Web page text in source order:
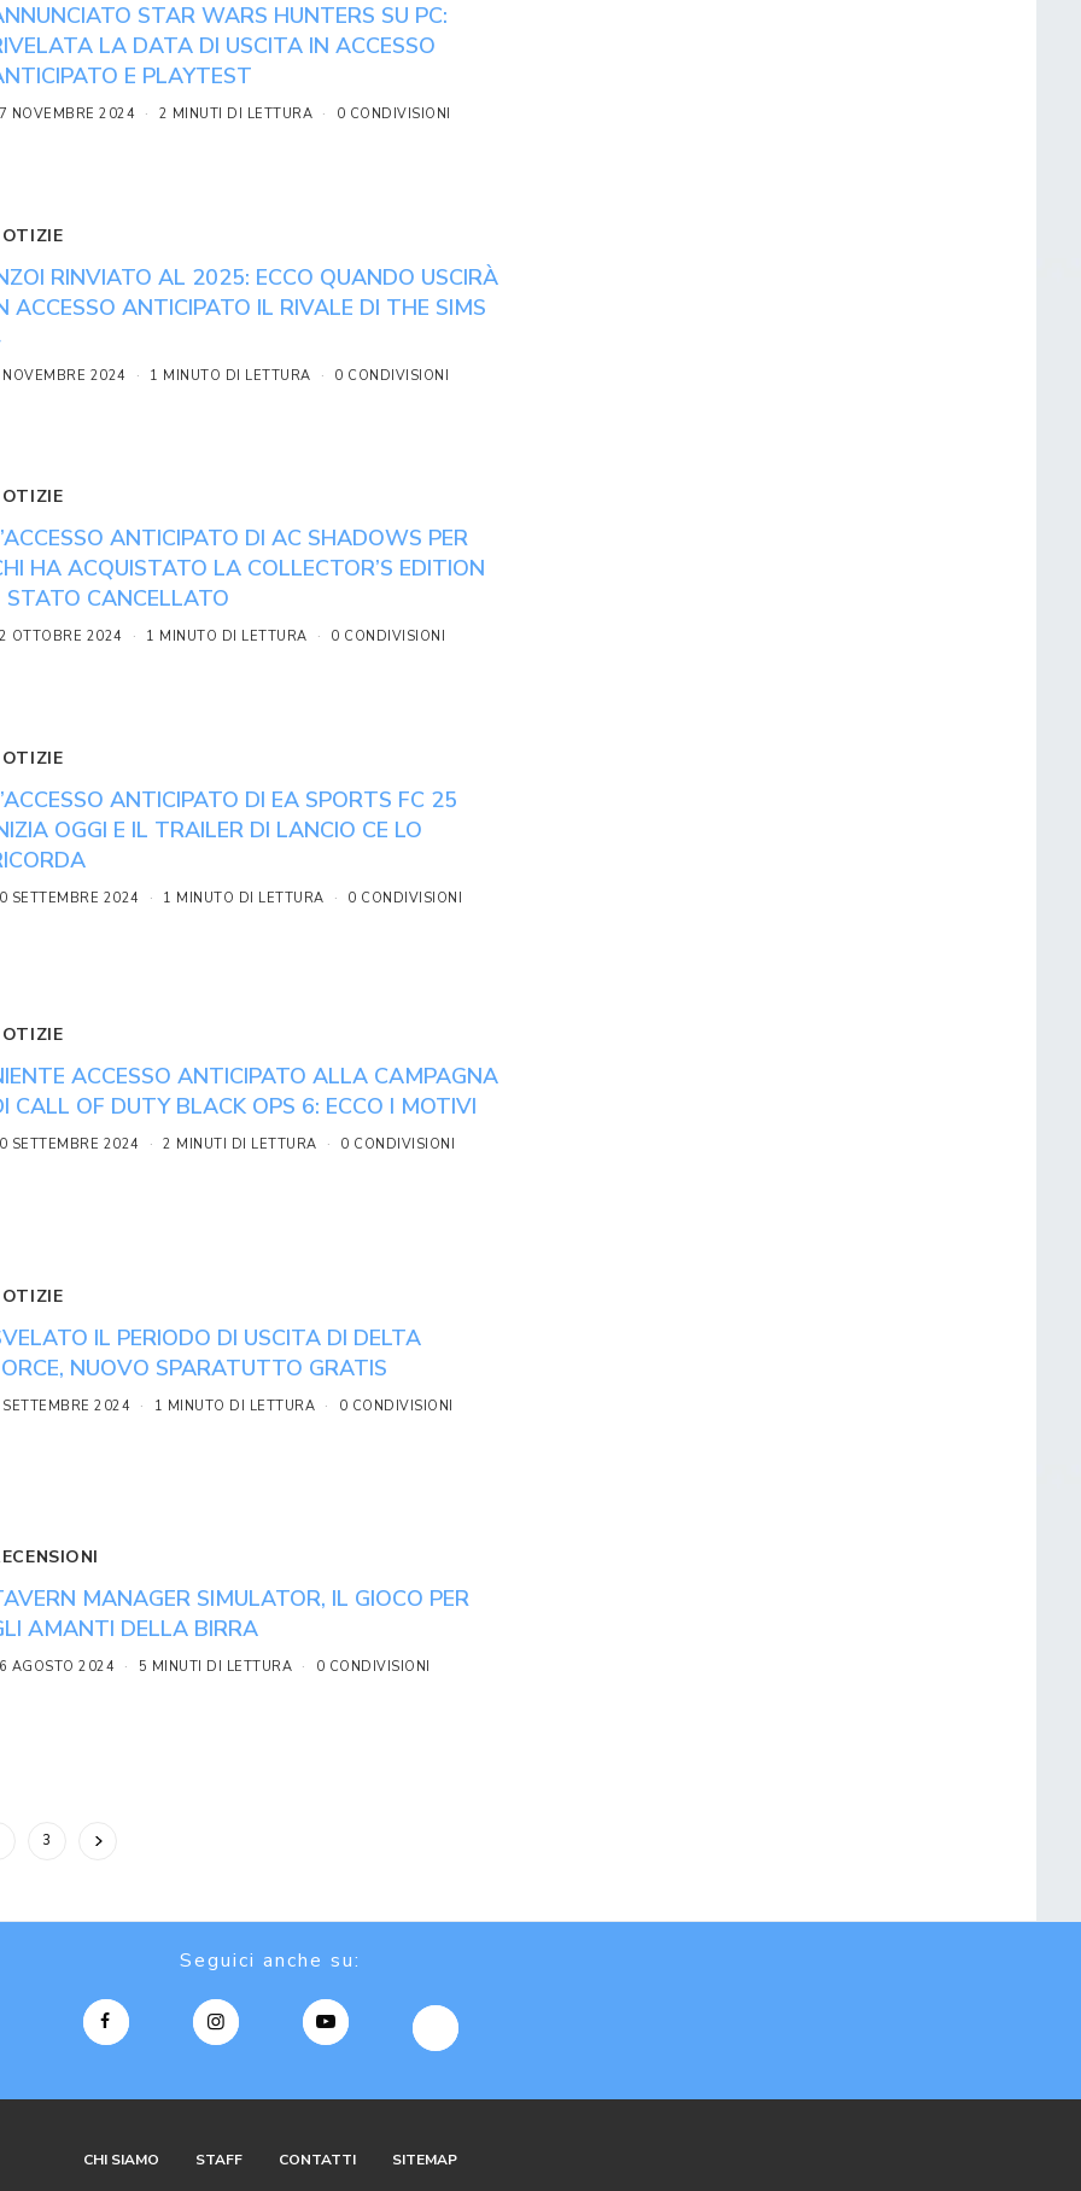
STAR WARS HUNTERS SU PC:
LA DATA DI USCITA IN ACCESSO
E PLAYTEST
NOVEMBRE 2024 2 MINUTI DI LETTURA 0 CONDIVISIONI
RINVIATO AL 2025: ECCO QUANDO USCIRÀ
ACCESSO ANTICIPATO IL RIVALE DI THE SIMS
2024 1 MINUTO DI LETTURA 0 CONDIVISIONI
ANTICIPATO DI AC SHADOWS PER
HA ACQUISTATO LA COLLECTOR’S EDITION
STATO CANCELLATO
OTTOBRE 2024 1 MINUTO DI LETTURA 0 CONDIVISIONI
ANTICIPATO DI EA SPORTS FC 25
OGGI E IL TRAILER DI LANCIO CE LO
SETTEMBRE 2024 1 MINUTO DI LETTURA 0 CONDIVISIONI
ACCESSO ANTICIPATO ALLA CAMPAGNA
CALL OF DUTY BLACK OPS 6: ECCO I MOTIVI
SETTEMBRE 2024 2 MINUTI DI LETTURA 0 CONDIVISIONI
IL PERIODO DI USCITA DI DELTA
NUOVO SPARATUTTO GRATIS
2024 1 MINUTO DI LETTURA 0 CONDIVISIONI
MANAGER SIMULATOR, IL GIOCO PER
AMANTI DELLA BIRRA
AGOSTO 2024 5 MINUTI DI LETTURA 0 CONDIVISIONI
3
Seguici anche su:
CHI SIAMO STAFF CONTATTI SITEMAP